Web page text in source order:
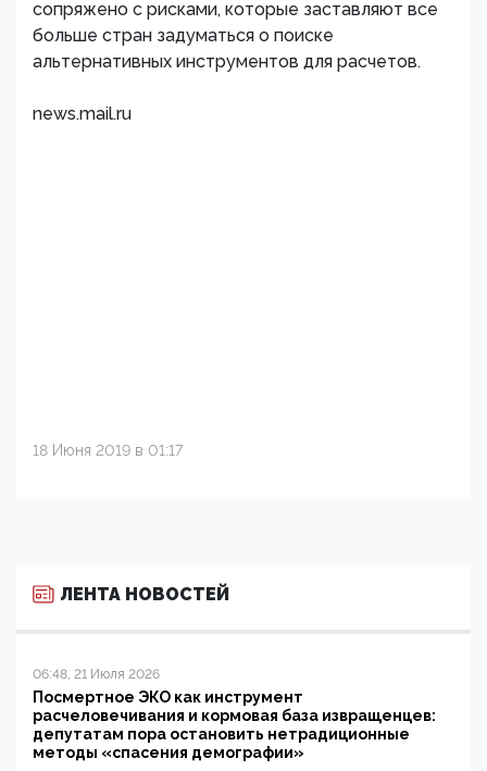
сопряжено с рисками, которые заставляют все
больше стран задуматься о поиске
альтернативных инструментов для расчетов.
news.mail.ru
18 Июня 2019 в 01:17
ЛЕНТА НОВОСТЕЙ
06:48, 21 Июля 2026
Посмертное ЭКО как инструмент
расчеловечивания и кормовая база извращенцев:
депутатам пора остановить нетрадиционные
методы «спасения демографии»